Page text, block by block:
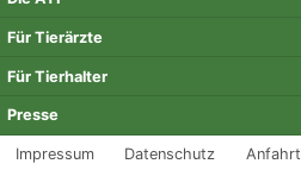
Für Tierärzte
Für Tierhalter
Presse
Impressum Datenschutz Anfahrt